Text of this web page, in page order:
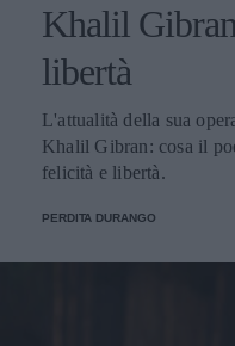
Khalil
libertà
L'attualità della sua
Khalil Gibran: cosa il
felicità e libertà.
PERDITA DURANGO